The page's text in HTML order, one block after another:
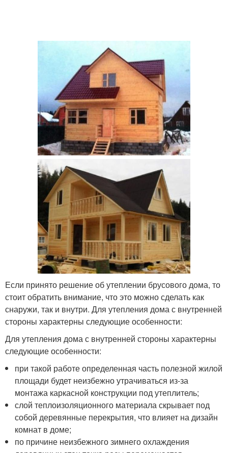
Если принято решение об утеплении брусового дома, то
стоит обратить внимание, что это можно сделать как
снаружи, так и внутри. Для утепления дома с внутренней
стороны характерны следующие особенности:
Для утепления дома с внутренней стороны характерны
следующие особенности:
при такой работе определенная часть полезной жилой
площади будет неизбежно утрачиваться из-за
монтажа каркасной конструкции под утеплитель;
слой теплоизоляционного материала скрывает под
собой деревянные перекрытия, что влияет на дизайн
комнат в доме;
по причине неизбежного зимнего охлаждения